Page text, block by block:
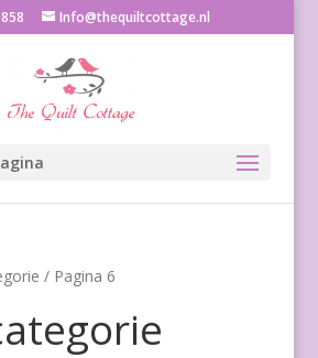
Info@thequiltcottage.nl
/ Pagina 6